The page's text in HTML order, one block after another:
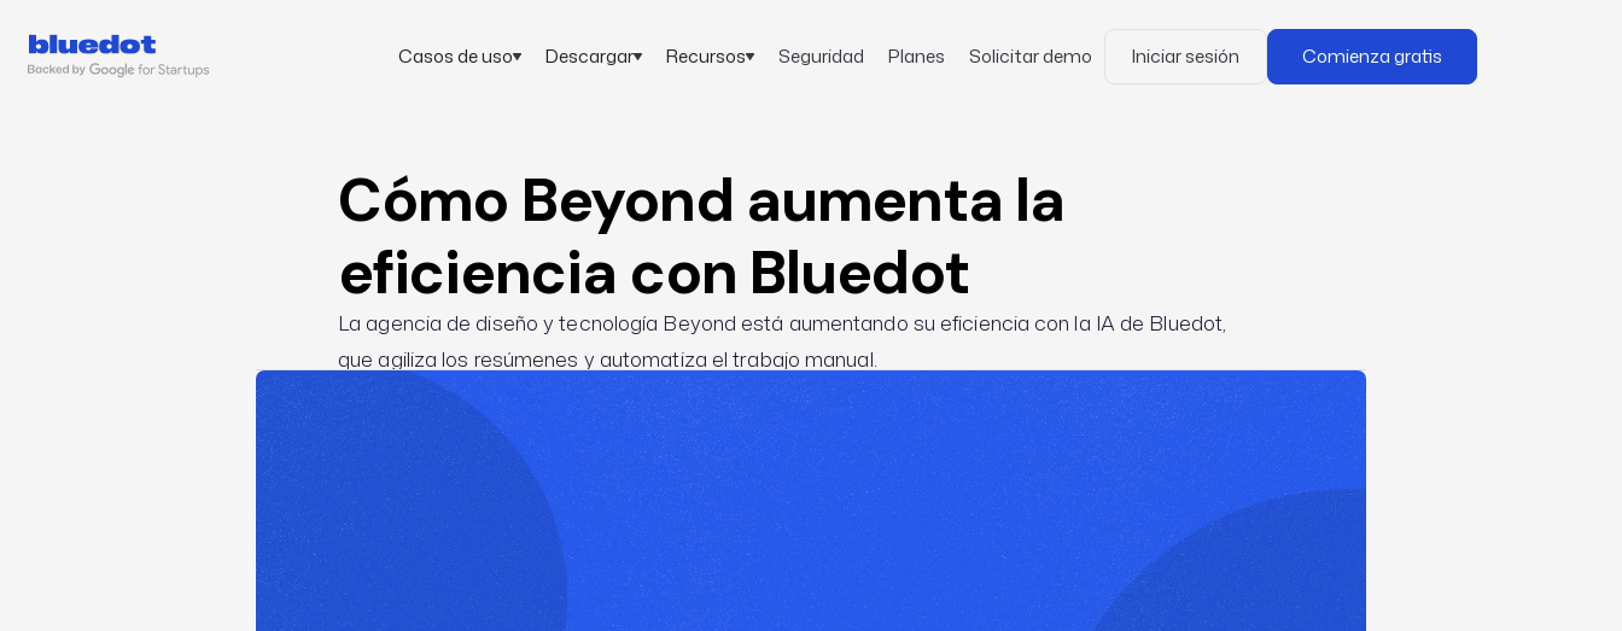
Casos de uso Descargar Recursos Seguridad Planes Solicitar demo Iniciar sesión Comienza gratis
Cómo Beyond aumenta la
eficiencia con Bluedot
La agencia de diseño y tecnología Beyond está aumentando su eficiencia con la IA de Bluedot,
que agiliza los resúmenes y automatiza el trabajo manual.